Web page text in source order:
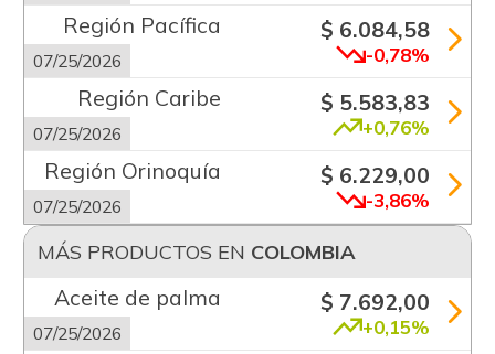
Región Pacífica
07/25/2026
$ 6.084,58
-0,78%
Región Caribe
07/25/2026
$ 5.583,83
+0,76%
Región Orinoquía
07/25/2026
$ 6.229,00
-3,86%
MÁS PRODUCTOS EN COLOMBIA
Aceite de palma
07/25/2026
$ 7.692,00
+0,15%